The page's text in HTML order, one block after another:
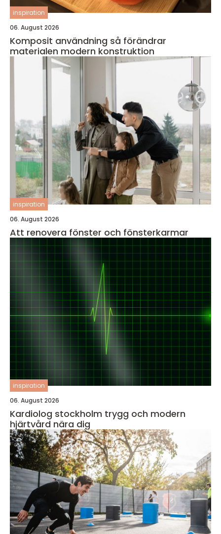
inspiration
06. August 2026
Komposit användning så förändrar
materialen modern konstruktion
inspiration
06. August 2026
Att renovera fönster och fönsterkarmar
inspiration
06. August 2026
Kardiolog stockholm trygg och modern
hjärtvård nära dig